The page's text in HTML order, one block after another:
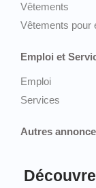
Vêtements
Vêtements pour
Emploi et
Emploi
Services
Autres